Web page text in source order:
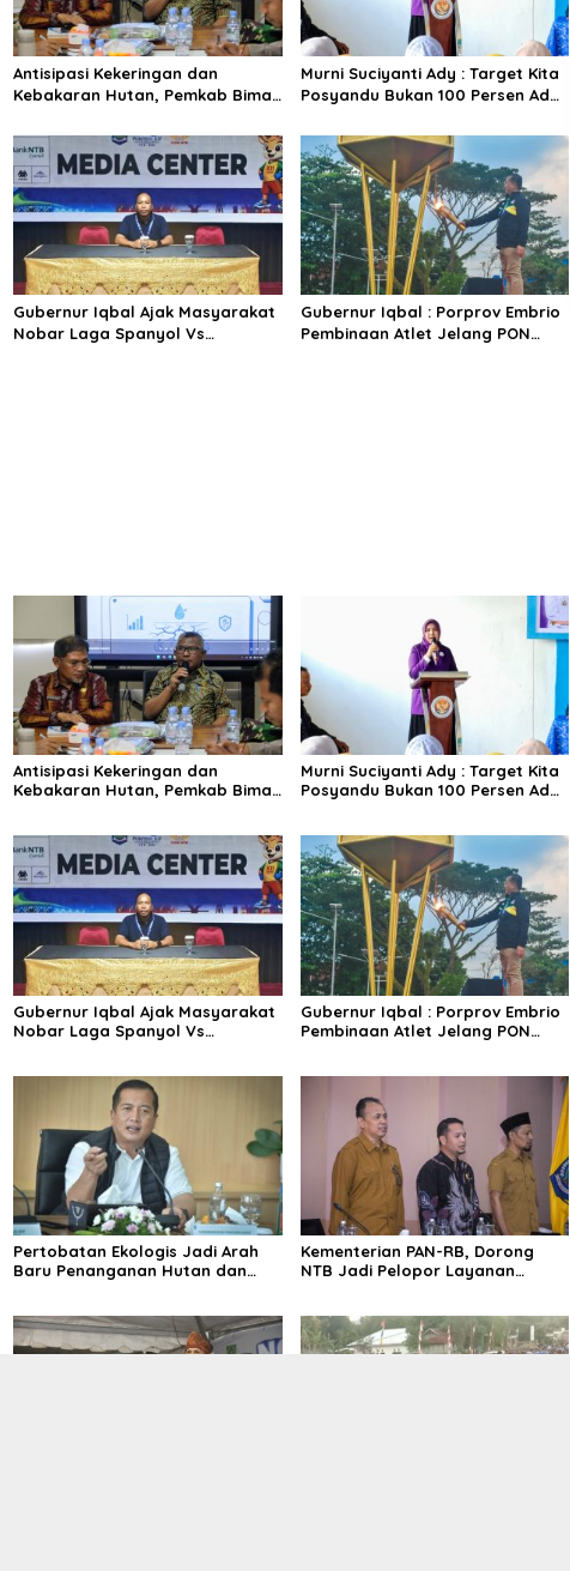
Antisipasi Kekeringan dan
Kebakaran Hutan, Pemkab Bima
Murni Suciyanti Ady : Target Kita
Posyandu Bukan 100 Persen Ada
Gubernur Iqbal Ajak Masyarakat
Nobar Laga Spanyol Vs
Gubernur Iqbal : Porprov Embrio
Pembinaan Atlet Jelang PON
Antisipasi Kekeringan dan
Kebakaran Hutan, Pemkab Bima
Murni Suciyanti Ady : Target Kita
Posyandu Bukan 100 Persen Ada
Gubernur Iqbal Ajak Masyarakat
Nobar Laga Spanyol Vs
Gubernur Iqbal : Porprov Embrio
Pembinaan Atlet Jelang PON
Pertobatan Ekologis Jadi Arah
Baru Penanganan Hutan dan
Kementerian PAN-RB, Dorong
NTB Jadi Pelopor Layanan